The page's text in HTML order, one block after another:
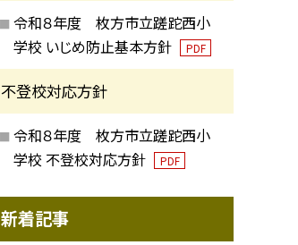
令和８年度 枚方市立蹉跎西小
学校 いじめ防止基本方針
PDF
不登校対応方針
令和８年度 枚方市立蹉跎西小
学校 不登校対応方針
PDF
新着記事